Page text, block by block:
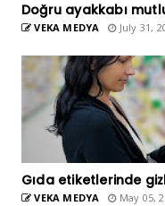
Doğru ayakkabı
VEKA MEDYA July 31,
Gıda etiketlerinde
VEKA MEDYA May 05,